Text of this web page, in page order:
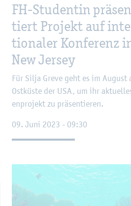
FH-Stu­den­tin
tiert Pro­jekt auf
tio­na­ler Kon­fe­renz
New Jer­sey
Für Silja Greve geht es im Au­gust
Ost­küs­te der USA, um ihr
en­pro­jekt zu prä­sen­tie­ren.
09. Juni 2023 - 09:30